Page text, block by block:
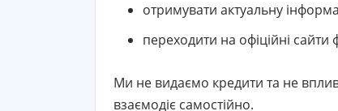
отримувати актуальну
переходити на офіційні
Ми не видаємо кредити та не
взаємодіє самостійно.